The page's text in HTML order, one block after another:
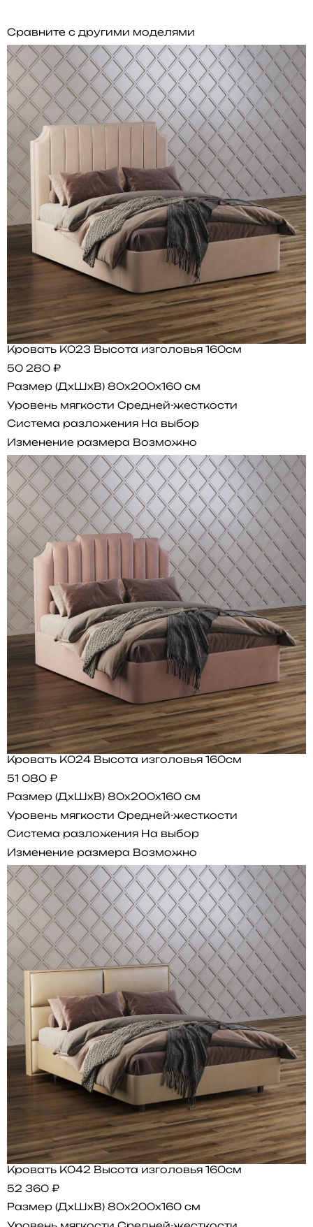
Сравните с другими моделями
Кровать K023 Высота изголовья 160см
50 280 ₽
Размер (ДхШхВ) 80x200x160 см
Уровень мягкости Средней-жесткости
Система разложения На выбор
Изменение размера Возможно
Кровать K024 Высота изголовья 160см
51 080 ₽
Размер (ДхШхВ) 80x200x160 см
Уровень мягкости Средней-жесткости
Система разложения На выбор
Изменение размера Возможно
Кровать K042 Высота изголовья 160см
52 360 ₽
Размер (ДхШхВ) 80x200x160 см